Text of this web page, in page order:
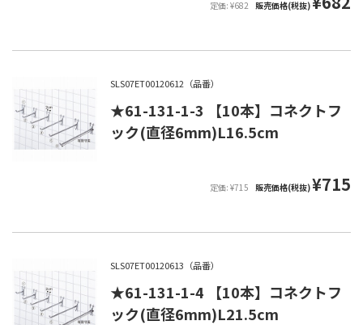
定価: ¥682 販売価格(税抜)
SLS07ET00120612（品番）
★61-131-1-3 【10本】コネクトフ
ック(直径6mm)L16.5cm
定価: ¥715 販売価格(税抜)¥715
SLS07ET00120613（品番）
★61-131-1-4 【10本】コネクトフ
ック(直径6mm)L21.5cm